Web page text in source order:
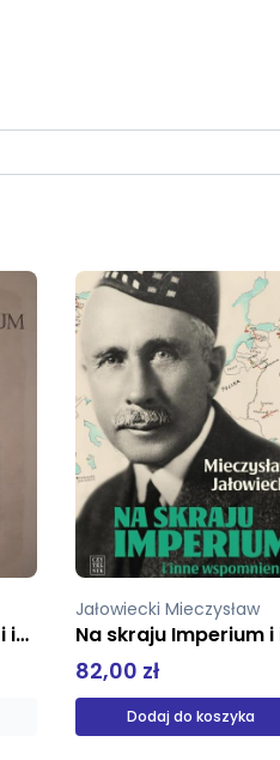
Na skraju Imperium i inne wspomnienia
Jałowiecki Mieczysław
82,00 zł
Dodaj do koszyka